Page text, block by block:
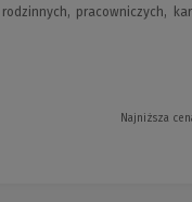
pracowniczych,
Najniższa